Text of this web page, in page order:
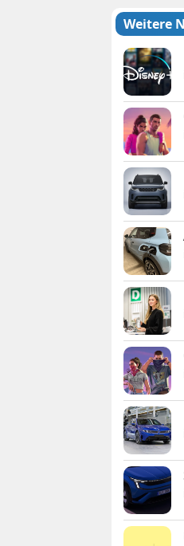
Weitere